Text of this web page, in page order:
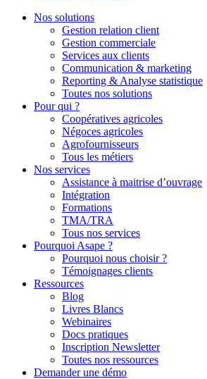
Nos solutions
Gestion relation client
Gestion commerciale
Services aux clients
Communication & marketing
Reporting & Analyse statistique
Toutes nos solutions
Pour qui ?
Coopératives agricoles
Négoces agricoles
Agrofournisseurs
Tous les métiers
Nos services
Assistance à maitrise d’ouvrage
Intégration
Formations
TMA/TRA
Tous nos services
Pourquoi Asape ?
Pourquoi nous choisir ?
Témoignages clients
Ressources
Blog
Livres Blancs
Webinaires
Docs pratiques
Inscription Newsletter
Toutes nos ressources
Demander une démo